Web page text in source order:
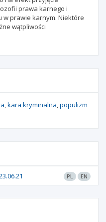
prawa karnego i
w prawie karnym. Niektóre
wątpliwości
kara kryminalna populizm
PL EN